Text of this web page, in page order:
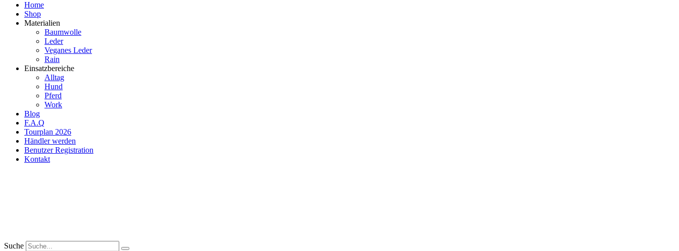
Home
Shop
Materialien
Baumwolle
Leder
Veganes Leder
Rain
Einsatzbereiche
Alltag
Hund
Pferd
Work
Blog
F.A.Q
Tourplan 2026
Händler werden
Benutzer Registration
Kontakt
Suche